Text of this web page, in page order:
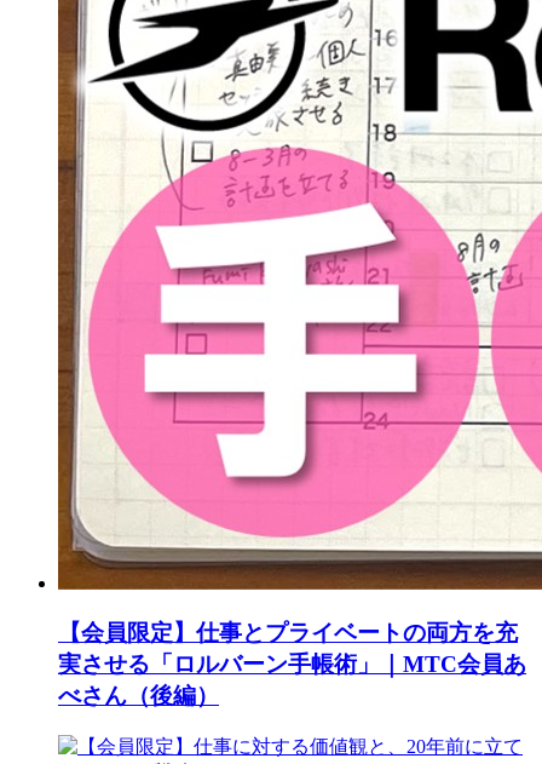
【会員限定】仕事とプライベートの両方を充
実させる「ロルバーン手帳術」｜MTC会員あ
べさん（後編）